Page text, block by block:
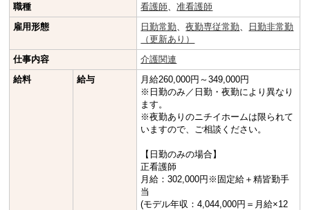
職種
看護師 、准看護師
雇用形態
日勤常勤 、夜勤専従常勤
日勤非常勤
（更新あり）
仕事内容
介護関連
給料
給与
月給260,000円～349,000円
※日勤のみ／日勤・夜勤により異なり
ます。
※夜勤ありのニチイホームは限られて
いますので、ご相談ください。
【日勤のみの場合】
正看護師
月給：302,000円※固定給＋精皆勤手
当
(モデル年収：4,044,000円＝月給×12